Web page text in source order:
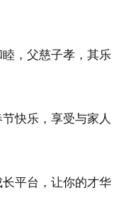
，父慈子孝，其乐
快乐，享受与家人
平台，让你的才华